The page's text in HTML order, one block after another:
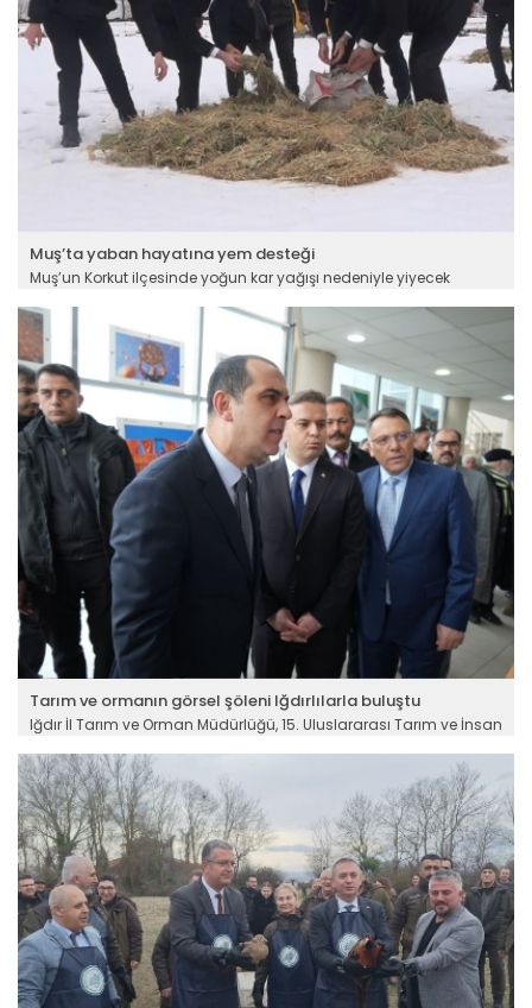
Muş’ta yaban hayatına yem desteği
Muş’un Korkut ilçesinde yoğun kar yağışı nedeniyle yiyecek
buğday ve ot bırakıldı. Korkut Kaymakamı Orhan Ayaz ile Belediye
Başkanı Haşim Arık da yem bırakma çalışmasına katıldı.
Devamını Oku ->
Tarım ve ormanın görsel şöleni Iğdırlılarla buluştu
Iğdır İl Tarım ve Orman Müdürlüğü, 15. Uluslararası Tarım ve İnsan
Tarımın, ormanın, toprağın, gıdanın ve suyun önemini
vurgulamak için yarışan ve dereceye girip sergilenmeye hak
kazanan fotoğraflara ziyaretçiler yoğun ilgi gösterdi.
Devamını Oku ->